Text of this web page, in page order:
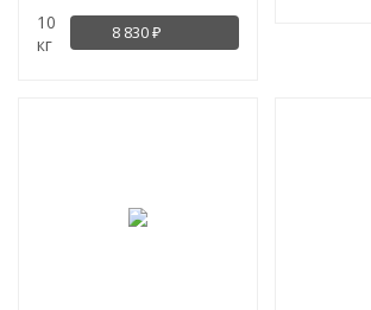
10
кг
8 830 ₽